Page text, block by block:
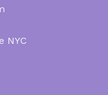
NYC